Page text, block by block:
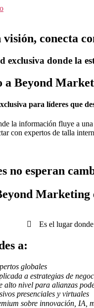
conecta
exclusiva donde la
a Beyond
para líderes que
la información fluye a
con expertos de talla
no esperan
Marketing
Es el lugar
a:
globales
a estrategias de
alto nivel para alianzas
presenciales y virtuales
sobre innovación, IA,